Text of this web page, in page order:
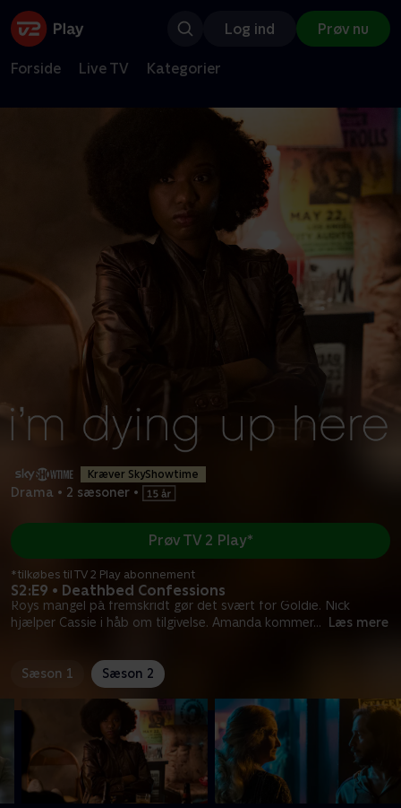
Log ind Prøv nu
Forside Live TV Kategorier
Kræver SkyShowtime
Drama • 2 sæsoner •
S2:E9 • Deathbed Confessions
Roys mangel på fremskridt gør det svært for Goldie. Nick
hjælper Cassie i håb om tilgivelse. Amanda kommer... Læs mere
Prøv TV 2 Play*
*tilkøbes til TV 2 Play abonnement
Sæson 1 Sæson 2